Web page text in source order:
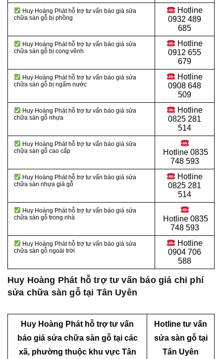
Huy Hoàng Phát hỗ trợ tư vấn báo giá sửa
chữa sàn gỗ bị phồng
Hotline
0932 489
685
Huy Hoàng Phát hỗ trợ tư vấn báo giá sửa
chữa sàn gỗ bị cong vênh
Hotline
0912 655
679
Huy Hoàng Phát hỗ trợ tư vấn báo giá sửa
chữa sàn gỗ bị ngấm nước
Hotline
0908 648
509
Huy Hoàng Phát hỗ trợ tư vấn báo giá sửa
chữa sàn gỗ nhựa
Hotline
0825 281
514
Huy Hoàng Phát hỗ trợ tư vấn báo giá sửa
chữa sàn gỗ cao cấp
Hotline 0835
748 593
Huy Hoàng Phát hỗ trợ tư vấn báo giá sửa
chữa sàn nhựa giả gỗ
Hotline
0825 281
514
Huy Hoàng Phát hỗ trợ tư vấn báo giá sửa
chữa sàn gỗ trong nhà
Hotline 0835
748 593
Huy Hoàng Phát hỗ trợ tư vấn báo giá sửa
chữa sàn gỗ ngoài trời
Hotline
0904 706
588
Huy Hoàng Phát hỗ trợ tư vấn báo giá chi phí
sửa chữa sàn gỗ tại Tân Uyên
Huy Hoàng Phát hỗ trợ tư vấn
báo giá sửa chữa sàn gỗ tại các
xã, phường thuộc khu vực Tân
Hotline tư vấn
sửa sàn gỗ tại
Tân Uyên